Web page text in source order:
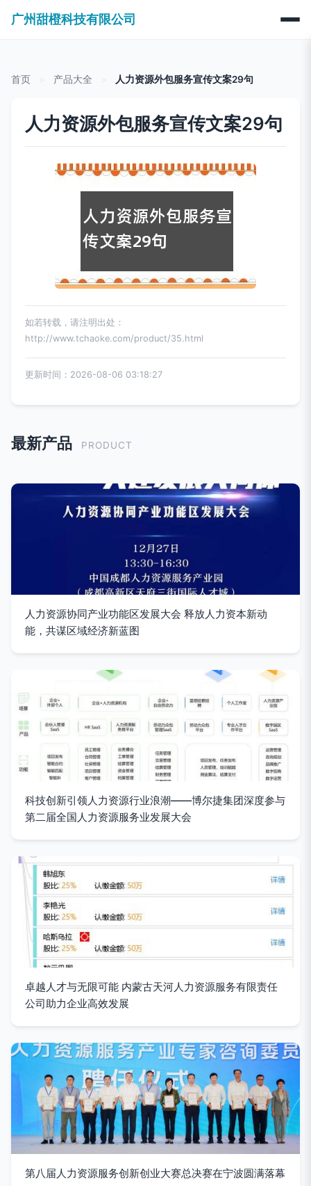
广州甜橙科技有限公司
首页 产品大全 人力资源外包服务宣传文案29句
人力资源外包服务宣传文案29句
如若转载，请注明出处：
http://www.tchaoke.com/product/35.html
更新时间：2026-08-06 03:18:27
最新产品 PRODUCT
人力资源协同产业功能区发展大会 释放人力资本新动
能，共谋区域经济新蓝图
科技创新引领人力资源行业浪潮——博尔捷集团深度参与
第二届全国人力资源服务业发展大会
卓越人才与无限可能 内蒙古天河人力资源服务有限责任
公司助力企业高效发展
第八届人力资源服务创新创业大赛总决赛在宁波圆满落幕